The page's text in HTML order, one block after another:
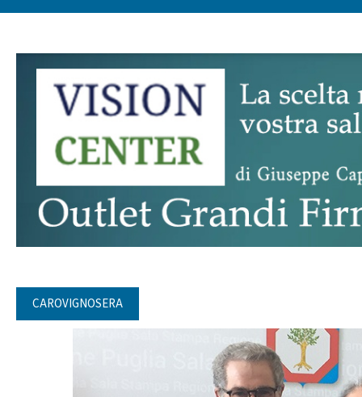
CAROVIGNOSERA